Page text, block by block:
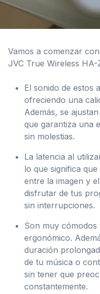
Vamos a comenzar
JVC True Wireless HA-
El sonido de estos
ofreciendo una
Además, se
que garantiza una
sin molestias.
La latencia al
lo que significa
entre la imagen y
disfrutar de tus
sin interrupciones.
Son muy cómodos
ergonómico.
duración
de tu música o
sin tener que
constantemente.